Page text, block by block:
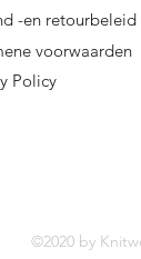
-en retourbeleid
voorwaarden
Policy
©2020 by